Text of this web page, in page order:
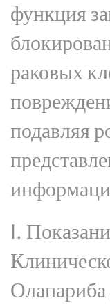
функция
раковых
подавляя
I.